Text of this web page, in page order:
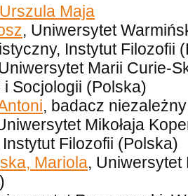
Maja
, Uniwersytet
Instytut Filozofii
Marii Curie-
i Socjologii (Polska)
, badacz
Mikołaja
Filozofii (Polska)
Mariola, Uniwersytet